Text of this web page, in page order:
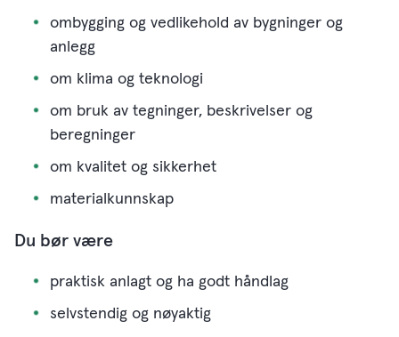
ombygging og vedlikehold av bygninger og
anlegg
om klima og teknologi
om bruk av tegninger, beskrivelser og
beregninger
om kvalitet og sikkerhet
materialkunnskap
Du bør være
praktisk anlagt og ha godt håndlag
selvstendig og nøyaktig